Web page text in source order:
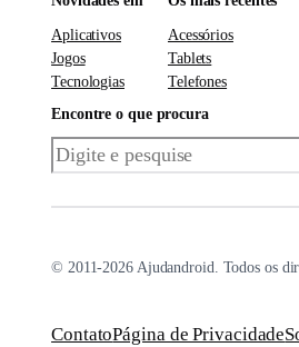
Aplicativos
Jogos
Tecnologias
Acessórios
Tablets
Telefones
Encontre o que procura
Pesquisar
© 2011-2026 Ajudandroid. Todos os
ContatoPágina de Privacidade